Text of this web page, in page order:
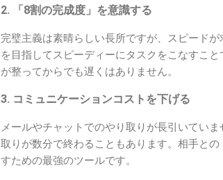
2. 「8割の完成度」を意識する
完璧主義は素晴らしい長所ですが、スピード
を目指してスピーディーにタスクをこなすこ
が整ってからでも遅くはありません。
3. コミュニケーションコストを下げる
メールやチャットでのやり取りが長引いてい
取りが数分で終わることもあります。相手と
すための最強のツールです。